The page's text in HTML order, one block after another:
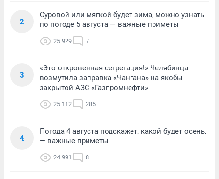
2
Суровой или мягкой будет зима, можно узнать
по погоде 5 августа — важные приметы
25 929 7
3
«Это откровенная сегрегация!» Челябинца
возмутила заправка «Чангана» на якобы
закрытой АЗС «Газпромнефти»
25 112 285
4
Погода 4 августа подскажет, какой будет осень,
— важные приметы
24 991 8